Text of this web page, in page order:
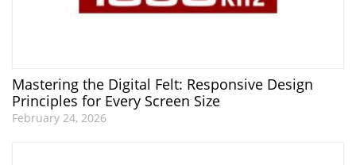
Mastering the Digital Felt: Responsive Design
Principles for Every Screen Size
February 24, 2026